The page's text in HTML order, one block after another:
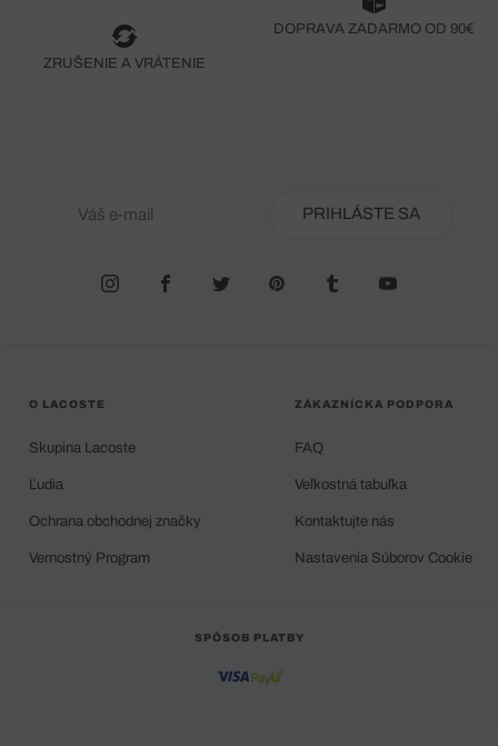
ZRUŠENIE A VRÁTENIE
DOPRAVA ZADARMO OD 90€
PRIHLÁSTE SA
O LACOSTE
Skupina Lacoste
Ľudia
Ochrana obchodnej značky
Vernostný Program
ZÁKAZNÍCKA PODPORA
FAQ
Veľkostná tabuľka
Kontaktujte nás
Nastavenia Súborov Cookie
SPÔSOB PLATBY